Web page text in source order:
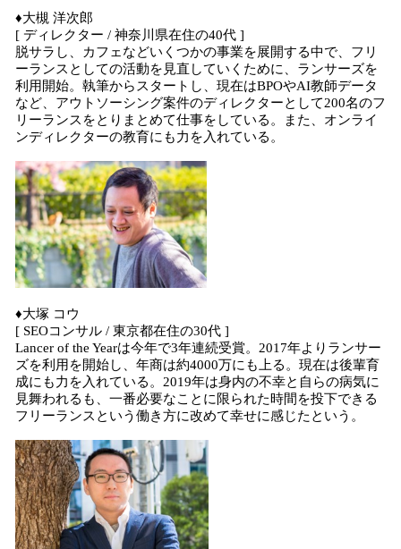
♦大槻 洋次郎
[ ディレクター / 神奈川県在住の40代 ]
脱サラし、カフェなどいくつかの事業を展開する中で、フリ
ーランスとしての活動を見直していくために、ランサーズを
利用開始。執筆からスタートし、現在はBPOやAI教師データ
など、アウトソーシング案件のディレクターとして200名のフ
リーランスをとりまとめて仕事をしている。また、オンライ
ンディレクターの教育にも力を入れている。
♦大塚 コウ
[ SEOコンサル / 東京都在住の30代 ]
Lancer of the Yearは今年で3年連続受賞。2017年よりランサー
ズを利用を開始し、年商は約4000万にも上る。現在は後輩育
成にも力を入れている。2019年は身内の不幸と自らの病気に
見舞われるも、一番必要なことに限られた時間を投下できる
フリーランスという働き方に改めて幸せに感じたという。